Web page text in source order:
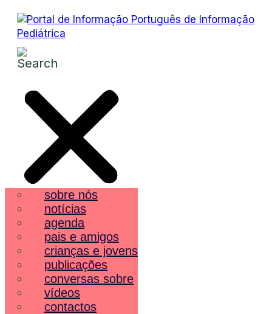
sobre nós
notícias
agenda
pais e amigos
crianças e jovens
publicações
conversas sobre
vídeos
contactos